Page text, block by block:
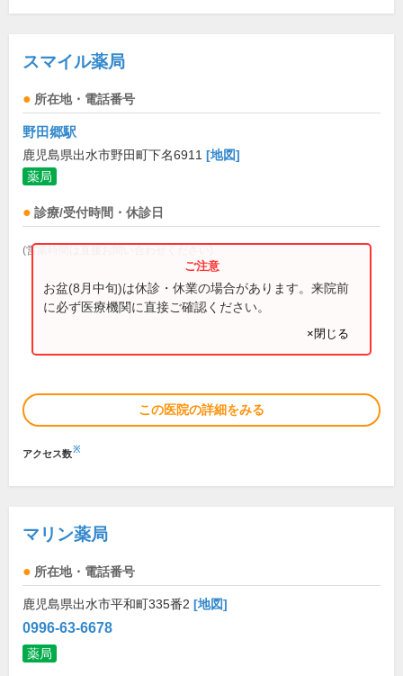
スマイル薬局
所在地・電話番号
野田郷駅
鹿児島県出水市野田町下名6911 [地図]
薬局
診療/受付時間・休診日
(営業時間は直接お問い合わせください)
お盆(8月中旬)は休診・休業の場合があります。来院前
に必ず医療機関に直接ご確認ください。
×閉じる
この医院の詳細をみる
アクセス数※
マリン薬局
所在地・電話番号
鹿児島県出水市平和町335番2 [地図]
0996-63-6678
薬局